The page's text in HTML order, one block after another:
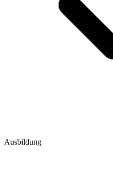
Ausbildung